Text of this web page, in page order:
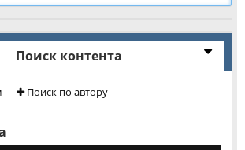
Поиск контента
Поиск по автору